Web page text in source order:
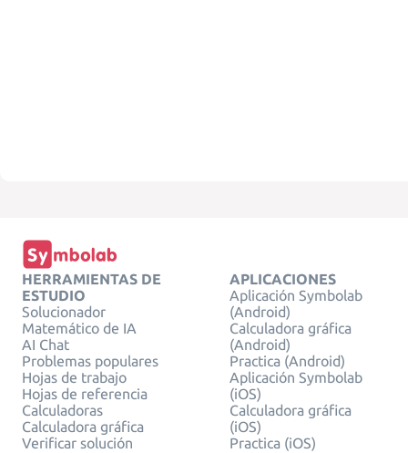
HERRAMIENTAS DE
ESTUDIO
Solucionador
Matemático de IA
AI Chat
Problemas populares
Hojas de trabajo
Hojas de referencia
Calculadoras
Calculadora gráfica
Verificar solución
APLICACIONES
Aplicación Symbolab
(Android)
Calculadora gráfica
(Android)
Practica (Android)
Aplicación Symbolab
(iOS)
Calculadora gráfica
(iOS)
Practica (iOS)